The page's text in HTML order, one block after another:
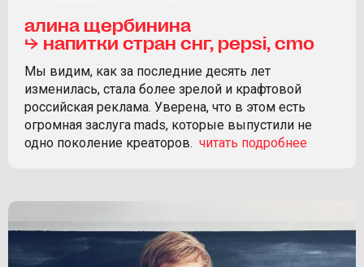
алина щербинина
⮡ напитки стран снг, pepsi, cmo
Мы видим, как за последние десять лет
изменилась, стала более зрелой и крафтовой
российская реклама. Уверена, что в этом есть
огромная заслуга mads, которые выпустили не
одно поколение креаторов.